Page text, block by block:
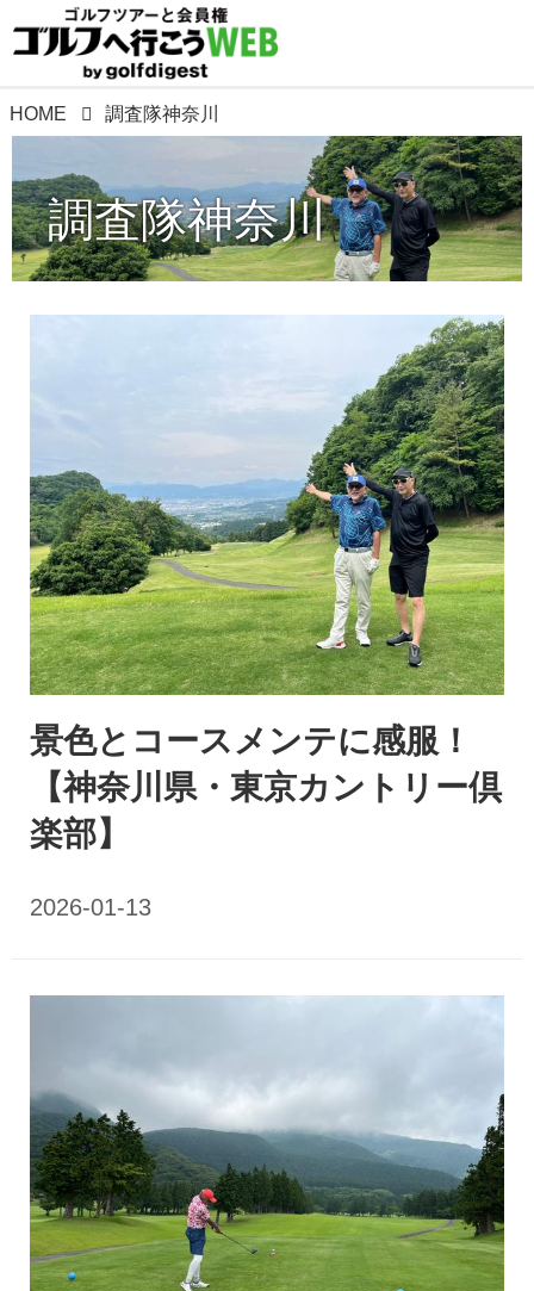
HOME 調査隊神奈川
調査隊神奈川
景色とコースメンテに感服！
【神奈川県・東京カントリー倶
楽部】